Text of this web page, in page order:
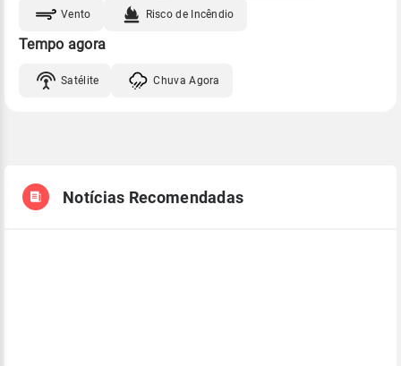
Vento Risco de Incêndio
Tempo agora
Satélite Chuva Agora
Notícias Recomendadas